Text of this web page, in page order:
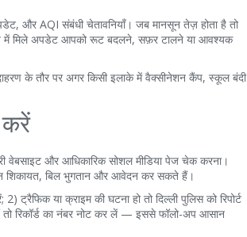
और AQI संबंधी चेतावनियाँ। जब मानसून तेज़ होता है तो
में मिले अपडेट आपको रूट बदलने, सफ़र टालने या आवश्यक
के तौर पर अगर किसी इलाके में वैक्सीनेशन कैंप, स्कूल बंदी
करें
वेबसाइट और आधिकारिक सोशल मीडिया पेज चेक करना।
शिकायत, बिल भुगतान और आवेदन कर सकते हैं।
या क्राइम की घटना हो तो दिल्ली पुलिस को रिपोर्ट
रिकॉर्ड का नंबर नोट कर लें — इससे फॉलो-अप आसान